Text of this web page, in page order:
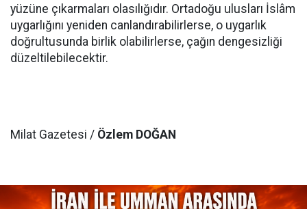
yüzüne çıkarmaları olasılığıdır. Ortadoğu ulusları İslâm
uygarlığını yeniden canlandırabilirlerse, o uygarlık
doğrultusunda birlik olabilirlerse, çağın dengesizliği
düzeltilebilecektir.
Milat Gazetesi / Özlem DOĞAN